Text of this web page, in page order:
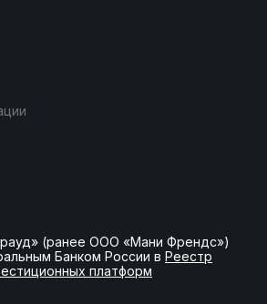
(ранее ООО «Мани Френдс»)
Банком России в Реестр
платформ